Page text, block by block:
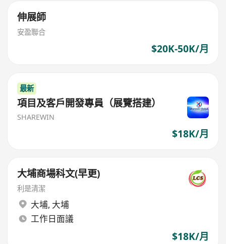
伸展師
安盈聯合
$20K-50K/月
最新
項目及客戶開發專員（展覽搭建）
SHAREWIN
$18K/月
大埔商場科文(早更)
利是清潔
大埔, 大埔
工作日面議
$18K/月